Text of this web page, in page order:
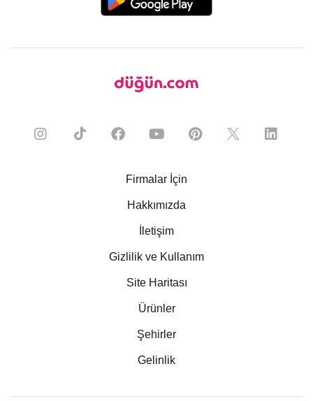
Firmalar İçin
Hakkımızda
İletişim
Gizlilik ve Kullanım
Site Haritası
Ürünler
Şehirler
Gelinlik